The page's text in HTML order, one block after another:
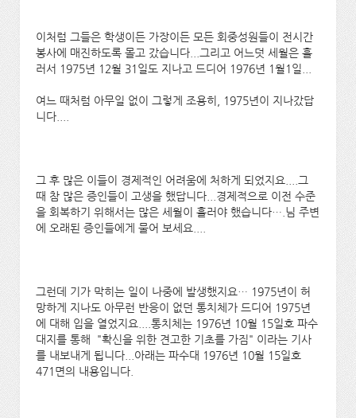
이처럼 그들은 학생이든 가장이든 모든 회중성원들이 전시간
봉사에 매진하도록 몰고 갔습니다...그리고 어느덧 세월은 흘
러서 1975년 12월 31일도 지나고 드디어 1976년 1월1일...
여느 때처럼 아무일 없이 그렇게 조용히, 1975년이 지나갔답
니다....
그 후 많은 이들이 경제적인 어려움에 처하게 되었지요....그
때 참 많은 증인들이 고생을 했답니다...경제적으로 이전 수준
을 회복하기 위해서는 많은 세월이 흘러야 했습니다….님 주변
에 오래된 증인들에게 물어 보세요....
그런데 기가 막히는 일이 나중에 발생했지요… 1975년이 허
망하게 지나도 아무런 반응이 없던 통치체가 드디어 1975년
에 대해 입을 열었지요....통치체는 1976년 10월 15일호 파수
대지를 통해 "확신을 위한 견고한 기초를 가짐" 이라는 기사
를 내보내게 됩니다...아래는 파수대 1976년 10월 15일호
471면의 내용입니다.